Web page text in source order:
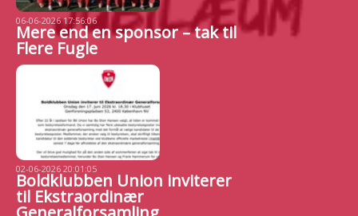
06-06-2026 17:56:06
Mere end en sponsor – tak til
Flere Fugle
02-06-2026 20:01:05
Boldklubben Union inviterer
til Ekstraordinær